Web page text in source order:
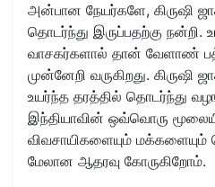
அன்பான நேயர்களே, கிருஷி
தொடர்ந்து இருப்பதற்கு
வாசகர்களால் தான் வேளாண்
முன்னேறி வருகிறது. கிருஷி
உயர்ந்த தரத்தில் தொடர்ந்து
இந்தியாவின் ஒவ்வொரு
விவசாயிகளையும்
மேலான ஆதரவு கோருகிறோம்.